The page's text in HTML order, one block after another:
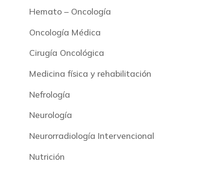
Hemato – Oncología
Oncología Médica
Cirugía Oncológica
Medicina física y rehabilitación
Nefrología
Neurología
Neurorradiología Intervencional
Nutrición